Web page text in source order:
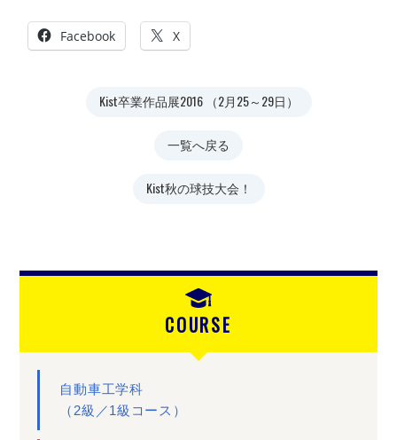
Facebook X
Kist卒業作品展2016 （2月25～29日）
一覧へ戻る
Kist秋の球技大会！
COURSE
自動車工学科
（2級／1級コース）